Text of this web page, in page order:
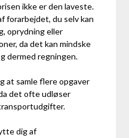
ikke er den laveste.
forarbejdet, du selv kan
oprydning eller
da det kan mindske
dermed regningen.
at samle flere opgaver
det ofte udløser
dig af